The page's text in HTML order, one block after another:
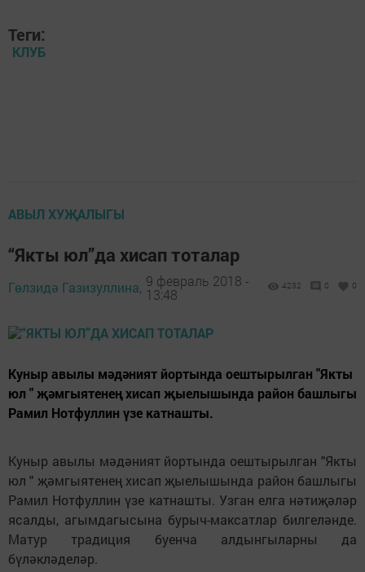
Теги:
КЛУБ
АВЫЛ ХУҖАЛЫГЫ
“Якты юл”да хисап тоталар
Гөлзидә Газизуллина, 9 февраль 2018 -
13:48
4232 0 0
Куныр авылы мәдәният йортында оештырылган "Якты
юл " җәмгыятенең хисап җыелышында район башлыгы
Рамил Нотфуллин үзе катнашты.
Куныр авылы мәдәният йортында оештырылган "Якты
юл " җәмгыятенең хисап җыелышында район башлыгы
Рамил Нотфуллин үзе катнашты. Узган елга нәтиҗәләр
ясалды, агымдагысына бурыч-максатлар билгеләнде.
Матур традиция буенча алдынгыларны да
бүләкләделәр.